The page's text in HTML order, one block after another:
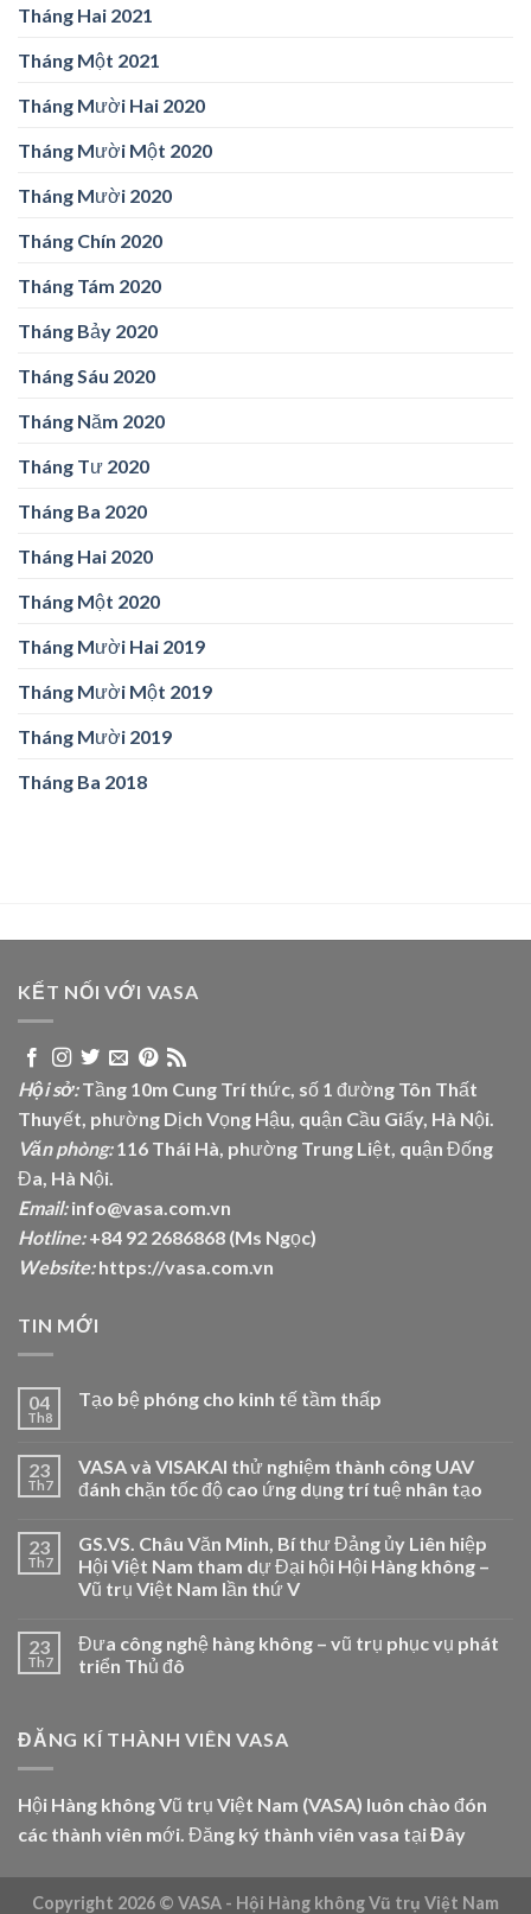
Tháng Hai 2021
Tháng Một 2021
Tháng Mười Hai 2020
Tháng Mười Một 2020
Tháng Mười 2020
Tháng Chín 2020
Tháng Tám 2020
Tháng Bảy 2020
Tháng Sáu 2020
Tháng Năm 2020
Tháng Tư 2020
Tháng Ba 2020
Tháng Hai 2020
Tháng Một 2020
Tháng Mười Hai 2019
Tháng Mười Một 2019
Tháng Mười 2019
Tháng Ba 2018
KẾT NỐI VỚI VASA
Hội sở:Tầng 10m Cung Trí thức, số 1 đường Tôn Thất
Thuyết, phường Dịch Vọng Hậu, quận Cầu Giấy, Hà Nội.
Văn phòng:116 Thái Hà, phường Trung Liệt, quận Đống
Đa, Hà Nội.
Email:info@vasa.com.vn
Hotline:+84 92 2686868 (Ms Ngọc)
Website: https://vasa.com.vn
TIN MỚI
04
Th8
Tạo bệ phóng cho kinh tế tầm thấp
23
Th7
VASA và VISAKAI thử nghiệm thành công UAV
đánh chặn tốc độ cao ứng dụng trí tuệ nhân tạo
23
Th7
GS.VS. Châu Văn Minh, Bí thư Đảng ủy Liên hiệp
Hội Việt Nam tham dự Đại hội Hội Hàng không –
Vũ trụ Việt Nam lần thứ V
23
Th7
Đưa công nghệ hàng không – vũ trụ phục vụ phát
triển Thủ đô
ĐĂNG KÍ THÀNH VIÊN VASA
Hội Hàng không Vũ trụ Việt Nam (VASA) luôn chào đón
các thành viên mới. Đăng ký thành viên vasa tạiĐây
Copyright 2026 © VASA - Hội Hàng không Vũ trụ Việt Nam